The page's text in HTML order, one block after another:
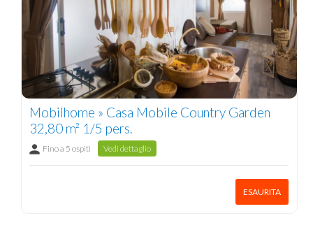
Mobilhome » Casa Mobile Country Garden
32,80 m² 1/5 pers.
Fino a 5 ospiti Vedi dettaglio
ESAURITA